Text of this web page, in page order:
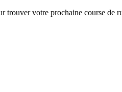
trouver votre prochaine course de